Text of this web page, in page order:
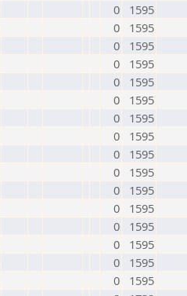
0
1595
0
1595
0
1595
0
1595
0
1595
0
1595
0
1595
0
1595
0
1595
0
1595
0
1595
0
1595
0
1595
0
1595
0
1595
0
1595